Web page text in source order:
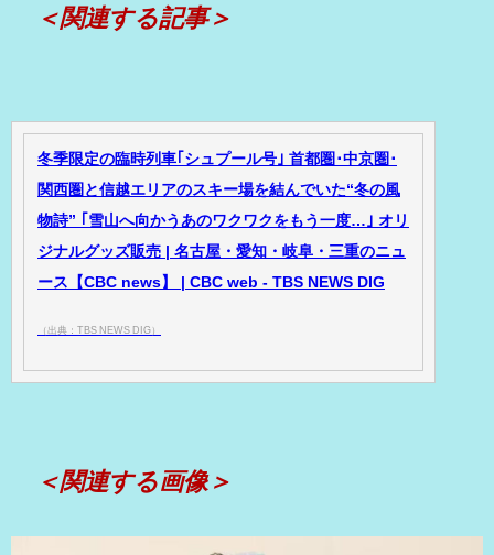
＜関連する記事＞
冬季限定の臨時列車｢シュプール号｣ 首都圏･中京圏･
関西圏と信越エリアのスキー場を結んでいた“冬の風
物詩” ｢雪山へ向かうあのワクワクをもう一度…｣ オリ
ジナルグッズ販売 | 名古屋・愛知・岐阜・三重のニュ
ース【CBC news】 | CBC web - TBS NEWS DIG
（出典：TBS NEWS DIG）
＜関連する画像＞